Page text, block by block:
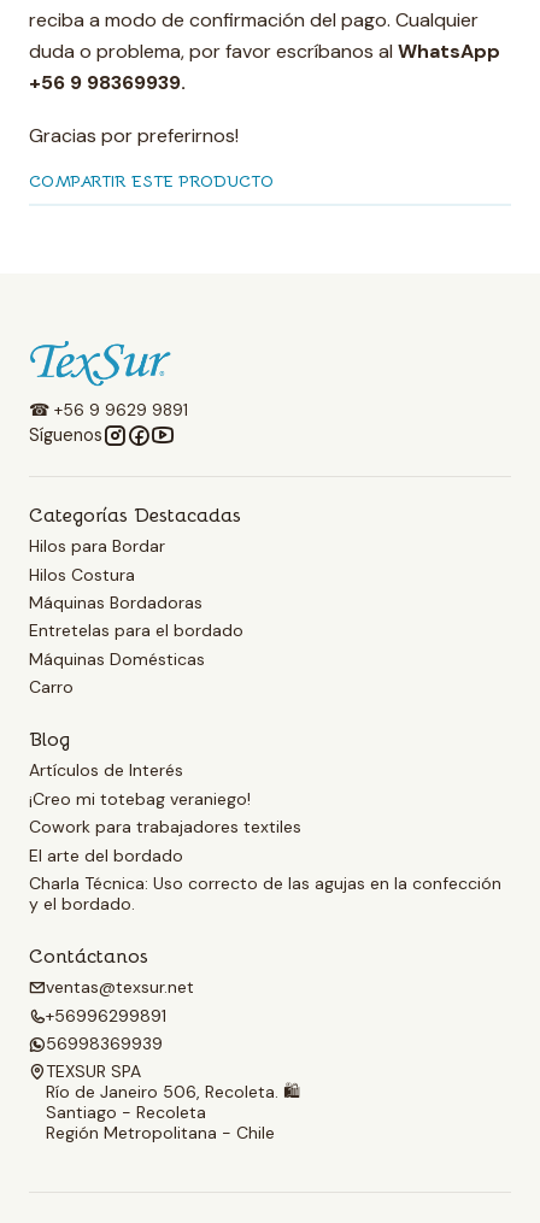
reciba a modo de confirmación del pago. Cualquier
duda o problema, por favor escríbanos al WhatsApp
+56 9 98369939.
Gracias por preferirnos!
COMPARTIR ESTE PRODUCTO
☎ +56 9 9629 9891
Síguenos
Categorías Destacadas
Hilos para Bordar
Hilos Costura
Máquinas Bordadoras
Entretelas para el bordado
Máquinas Domésticas
Carro
Blog
Artículos de Interés
¡Creo mi totebag veraniego!
Cowork para trabajadores textiles
El arte del bordado
Charla Técnica: Uso correcto de las agujas en la confección
y el bordado.
Contáctanos
ventas@texsur.net
+56996299891
56998369939
TEXSUR SPA
Río de Janeiro 506, Recoleta. 🛍️
Santiago - Recoleta
Región Metropolitana - Chile